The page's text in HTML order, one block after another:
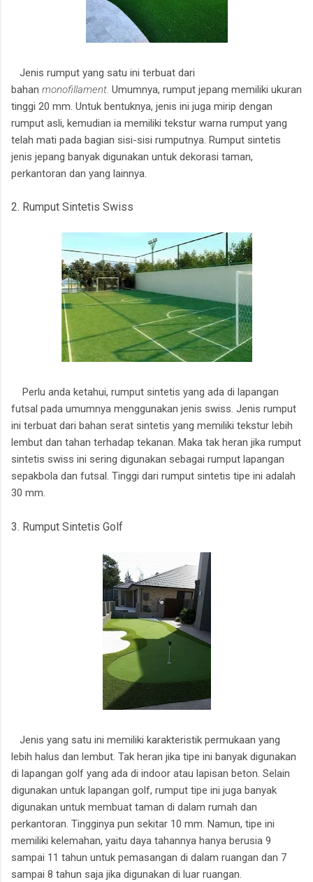
Jenis rumput yang satu ini terbuat dari
bahan monofillament. Umumnya, rumput jepang memiliki ukuran
tinggi 20 mm. Untuk bentuknya, jenis ini juga mirip dengan
rumput asli, kemudian ia memiliki tekstur warna rumput yang
telah mati pada bagian sisi-sisi rumputnya. Rumput sintetis
jenis jepang banyak digunakan untuk dekorasi taman,
perkantoran dan yang lainnya.
2. Rumput Sintetis Swiss
Perlu anda ketahui, rumput sintetis yang ada di lapangan
futsal pada umumnya menggunakan jenis swiss. Jenis rumput
ini terbuat dari bahan serat sintetis yang memiliki tekstur lebih
lembut dan tahan terhadap tekanan. Maka tak heran jika rumput
sintetis swiss ini sering digunakan sebagai rumput lapangan
sepakbola dan futsal. Tinggi dari rumput sintetis tipe ini adalah
30 mm.
3. Rumput Sintetis Golf
Jenis yang satu ini memiliki karakteristik permukaan yang
lebih halus dan lembut. Tak heran jika tipe ini banyak digunakan
di lapangan golf yang ada di indoor atau lapisan beton. Selain
digunakan untuk lapangan golf, rumput tipe ini juga banyak
digunakan untuk membuat taman di dalam rumah dan
perkantoran. Tingginya pun sekitar 10 mm. Namun, tipe ini
memiliki kelemahan, yaitu daya tahannya hanya berusia 9
sampai 11 tahun untuk pemasangan di dalam ruangan dan 7
sampai 8 tahun saja jika digunakan di luar ruangan.